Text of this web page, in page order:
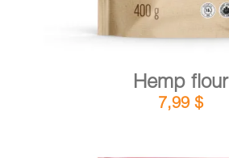
Hemp flour
7,99 $